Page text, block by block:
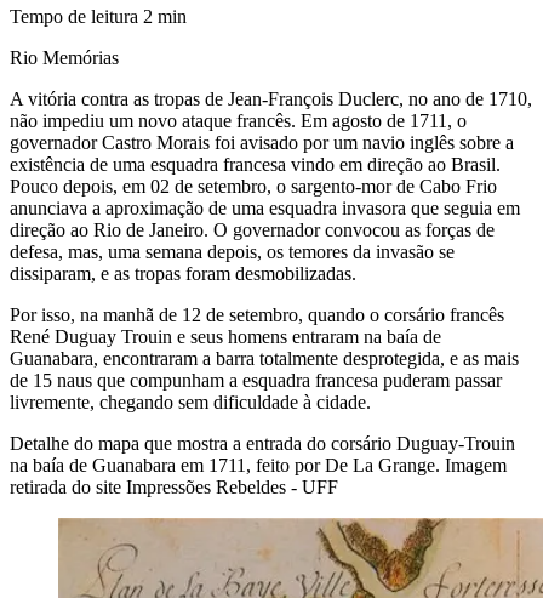
Tempo de leitura 2 min
Rio Memórias
A vitória contra as tropas de Jean-François Duclerc, no ano de 1710,
não impediu um novo ataque francês. Em agosto de 1711, o
governador Castro Morais foi avisado por um navio inglês sobre a
existência de uma esquadra francesa vindo em direção ao Brasil.
Pouco depois, em 02 de setembro, o sargento-mor de Cabo Frio
anunciava a aproximação de uma esquadra invasora que seguia em
direção ao Rio de Janeiro. O governador convocou as forças de
defesa, mas, uma semana depois, os temores da invasão se
dissiparam, e as tropas foram desmobilizadas.
Por isso, na manhã de 12 de setembro, quando o corsário francês
René Duguay Trouin e seus homens entraram na baía de
Guanabara, encontraram a barra totalmente desprotegida, e as mais
de 15 naus que compunham a esquadra francesa puderam passar
livremente, chegando sem dificuldade à cidade.
Detalhe do mapa que mostra a entrada do corsário Duguay-Trouin
na baía de Guanabara em 1711, feito por De La Grange. Imagem
retirada do site Impressões Rebeldes - UFF